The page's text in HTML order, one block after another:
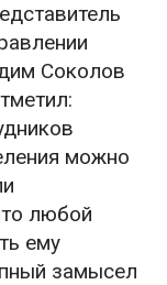
Соколов
можно
любой
ему
замысел